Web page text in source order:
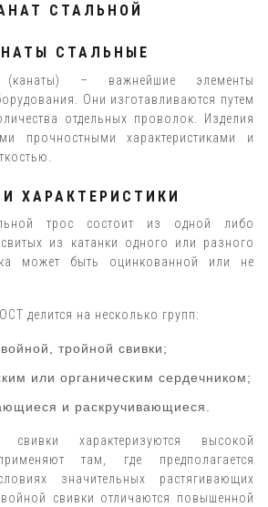
СТАЛЬНОЙ
СТАЛЬНЫЕ
– важнейшие элементы
Они изготавливаются путем
отдельных проволок. Изделия
прочностными характеристиками и
ХАРАКТЕРИСТИКИ
трос состоит из одной либо
из катанки одного или разного
может быть оцинкованной или не
делится на несколько групп:
тройной свивки;
или органическим сердечником;
и раскручивающиеся.
характеризуются высокой
там, где предполагается
значительных растягивающих
свивки отличаются повышенной